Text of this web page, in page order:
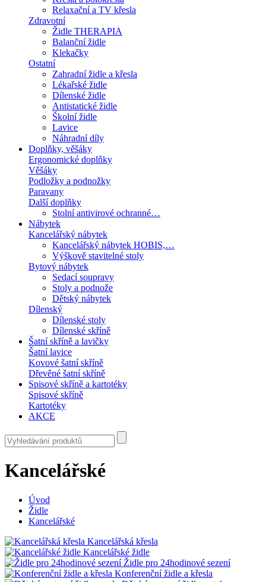
Relaxační a TV křesla
Zdravotní
Židle THERAPIA
Balanční židle
Klekačky
Ostatní
Zahradní židle a křesla
Lékařské židle
Dílenské židle
Antistatické židle
Školní židle
Lavice
Náhradní díly
Doplňky, věšáky
Ergonomické doplňky
Věšáky
Podložky a podnožky
Paravany
Další doplňky
Stolní antivirové ochranné…
Nábytek
Kancelářský nábytek
Kancelářský nábytek HOBIS,…
Výškově stavitelné stoly
Bytový nábytek
Sedací soupravy
Stoly a podnože
Dětský nábytek
Dílenský
Dílenské stoly
Dílenské skříně
Šatní skříně a lavičky
Šatní lavice
Kovové šatní skříně
Dřevěné šatní skříně
Spisové skříně a kartotéky
Spisové skříně
Kartotéky
AKCE
Kancelářské
Úvod
Židle
Kancelářské
Kancelářská křesla
Kancelářské židle
Židle pro 24hodinové sezení
Konferenční židle a křesla